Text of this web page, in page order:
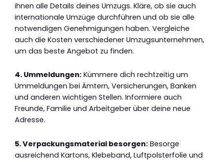
ihnen alle Details deines Umzugs. Kläre, ob sie auch
internationale Umzüge durchführen und ob sie alle
notwendigen Genehmigungen haben. Vergleiche
auch die Kosten verschiedener Umzugsunternehmen,
um das beste Angebot zu finden.
4. Ummeldungen: Kümmere dich rechtzeitig um
Ummeldungen bei Ämtern, Versicherungen, Banken
und anderen wichtigen Stellen. Informiere auch
Freunde, Familie und Arbeitgeber über deine neue
Adresse.
5. Verpackungsmaterial besorgen: Besorge
ausreichend Kartons, Klebeband, Luftpolsterfolie und